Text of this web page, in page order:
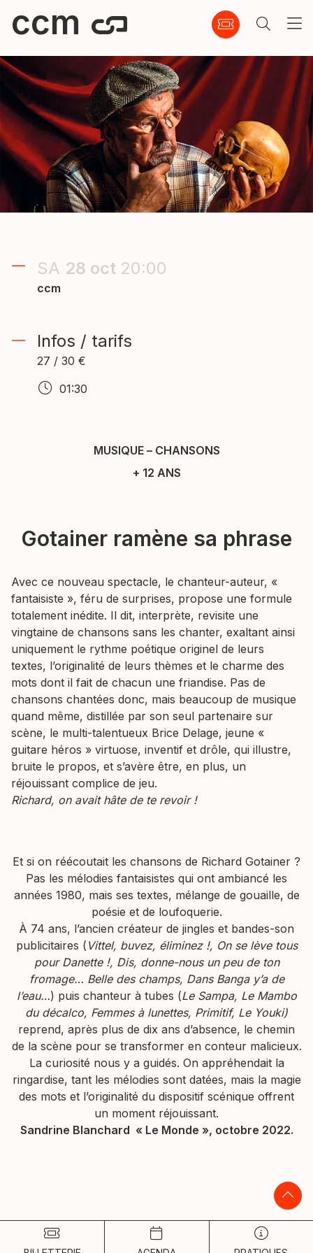
ccm
SA 28 oct 20:00
ccm
Infos / tarifs
27 / 30 €
01:30
MUSIQUE – CHANSONS
+ 12 ANS
Gotainer ramène sa phrase
Avec ce nouveau spectacle, le chanteur-auteur, «
fantaisiste », féru de surprises, propose une formule
totalement inédite. Il dit, interprète, revisite une
vingtaine de chansons sans les chanter, exaltant ainsi
uniquement le rythme poétique originel de leurs
textes, l’originalité de leurs thèmes et le charme des
mots dont il fait de chacun une friandise. Pas de
chansons chantées donc, mais beaucoup de musique
quand même, distillée par son seul partenaire sur
scène, le multi-talentueux Brice Delage, jeune «
guitare héros » virtuose, inventif et drôle, qui illustre,
bruite le propos, et s’avère être, en plus, un
réjouissant complice de jeu.
Richard, on avait hâte de te revoir !
Et si on réécoutait les chansons de Richard Gotainer ?
Pas les mélodies fantaisistes qui ont ambiancé les
années 1980, mais ses textes, mélange de gouaille, de
poésie et de loufoquerie.
À 74 ans, l’ancien créateur de jingles et bandes-son
publicitaires ( Vittel, buvez, éliminez !, On se lève tous
pour Danette !, Dis, donne-nous un peu de ton
fromage… Belle des champs, Dans Banga y’a de
l’eau…) puis chanteur à tubes (Le Sampa, Le Mambo
du décalco, Femmes à lunettes, Primitif, Le Youki)
reprend, après plus de dix ans d’absence, le chemin
de la scène pour se transformer en conteur malicieux.
La curiosité nous y a guidés. On appréhendait la
ringardise, tant les mélodies sont datées, mais la magie
des mots et l’originalité du dispositif scénique offrent
un moment réjouissant.
Sandrine Blanchard « Le Monde », octobre 2022.